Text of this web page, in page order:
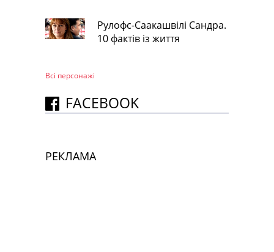
Рулофс-Саакашвілі Сандра.
10 фактів із життя
Всі персонажi
FACEBOOK
РЕКЛАМА